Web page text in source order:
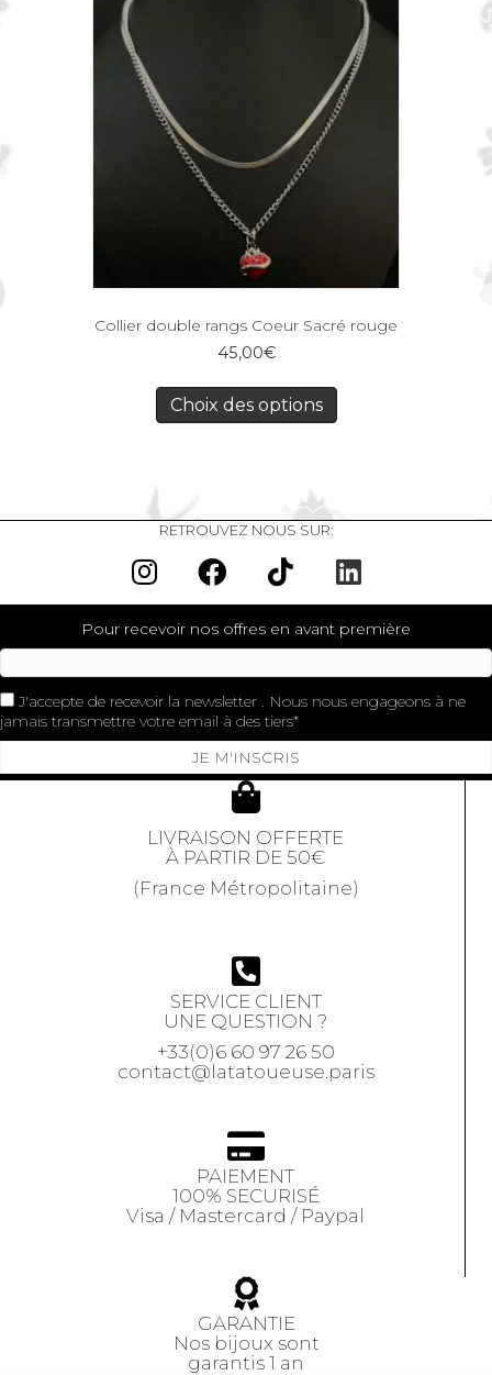
Collier double rangs Coeur Sacré rouge
45,00€
Choix des options
RETROUVEZ NOUS SUR:
Pour recevoir nos offres en avant première
J'accepte de recevoir la newsletter . Nous nous engageons à ne
jamais transmettre votre email à des tiers
JE M'INSCRIS
LIVRAISON OFFERTE
À PARTIR DE 50€
(France Métropolitaine)
SERVICE CLIENT
UNE QUESTION ?
+33(0)6 60 97 26 50
contact@latatoueuse.paris
PAIEMENT
100% SECURISÉ
Visa / Mastercard / Paypal
GARANTIE
Nos bijoux sont
garantis 1 an